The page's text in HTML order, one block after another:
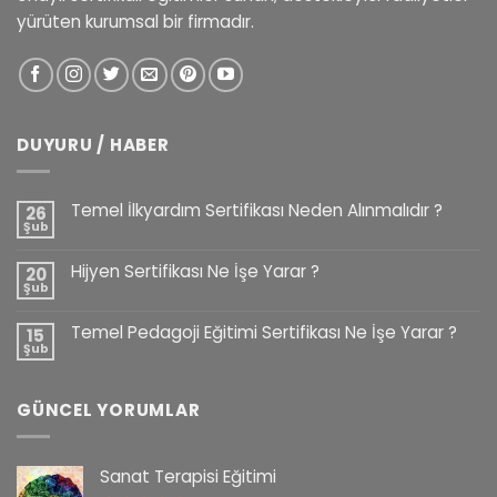
yürüten kurumsal bir firmadır.
DUYURU / HABER
26
Şub
Temel İlkyardım Sertifikası Neden Alınmalıdır ?
20
Şub
Hijyen Sertifikası Ne İşe Yarar ?
15
Şub
Temel Pedagoji Eğitimi Sertifikası Ne İşe Yarar ?
GÜNCEL YORUMLAR
Sanat Terapisi Eğitimi